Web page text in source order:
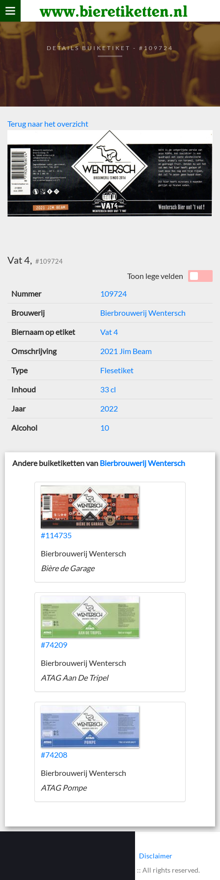
www.bieretiketten.nl
Home
verzamelen
De bierkaart
Bezoekers
DETAILS BUIKETIKET - #109724
Terug naar het overzicht
Vat 4, #109724
Toon lege velden
Nummer
109724
Brouwerij Bierbrouwerij Wentersch
Biernaam op etiket Vat 4
Omschrijving 2021 Jim Beam
Type Flesetiket
Inhoud 33 cl
Jaar 2022
Alcohol 10
Andere buiketiketten van Bierbrouwerij Wentersch
#114735
Bierbrouwerij Wentersch
Bière de Garage
#74209
Bierbrouwerij Wentersch
ATAG Aan De Tripel
#74208
Bierbrouwerij Wentersch
ATAG Pompe
Disclaimer
© 2002 - 2026 :: www.bieretiketten.nl :: All rights reserved.